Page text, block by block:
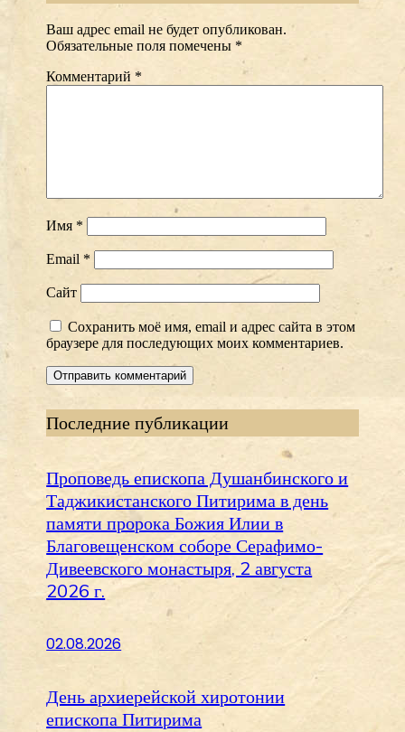
Ваш адрес email не будет опубликован.
Обязательные поля помечены *
Комментарий *
Имя *
Email *
Сайт
Сохранить моё имя, email и адрес сайта в этом
браузере для последующих моих комментариев.
Последние публикации
Проповедь епископа Душанбинского и
Таджикистанского Питирима в день
памяти пророка Божия Илии в
Благовещенском соборе Серафимо-
Дивеевского монастыря, 2 августа
2026 г.
02.08.2026
День архиерейской хиротонии
епископа Питирима